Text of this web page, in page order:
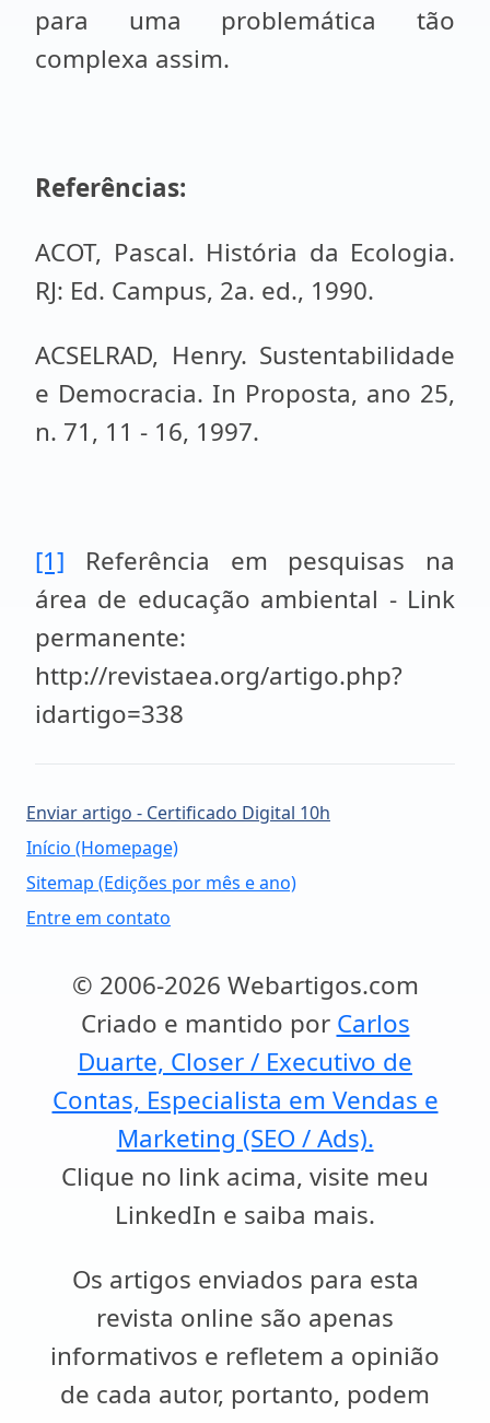
para uma problemática tão
complexa assim.
Referências:
ACOT, Pascal. História da Ecologia.
RJ: Ed. Campus, 2a. ed., 1990.
ACSELRAD, Henry. Sustentabilidade
e Democracia. In Proposta, ano 25,
n. 71, 11 - 16, 1997.
[1] Referência em pesquisas na
área de educação ambiental - Link
permanente:
http://revistaea.org/artigo.php?
idartigo=338
Enviar artigo - Certificado Digital 10h
Início (Homepage)
Sitemap (Edições por mês e ano)
Entre em contato
© 2006-2026 Webartigos.com
Criado e mantido por Carlos
Duarte, Closer / Executivo de
Contas, Especialista em Vendas e
Marketing (SEO / Ads).
Clique no link acima, visite meu
LinkedIn e saiba mais.
Os artigos enviados para esta
revista online são apenas
informativos e refletem a opinião
de cada autor, portanto, podem